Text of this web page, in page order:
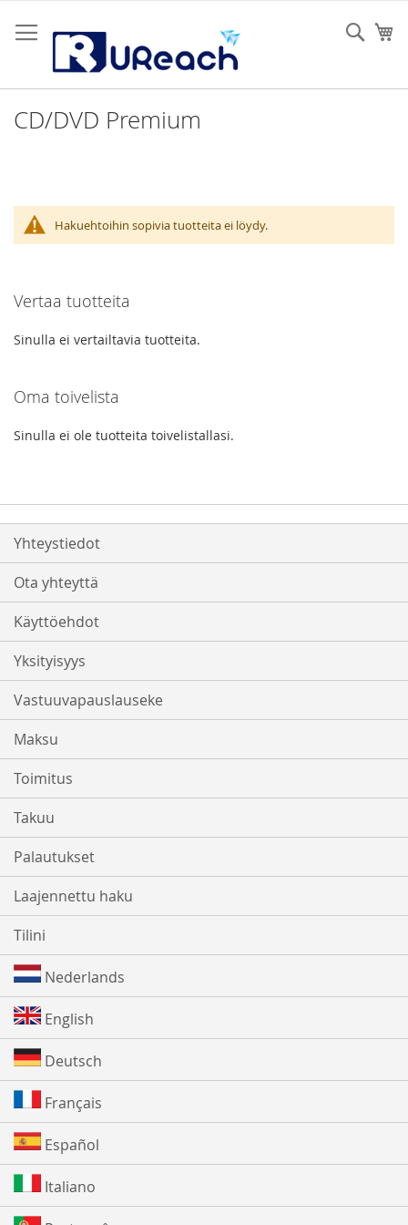
to
Content
CD/DVD Premium
Hakuehtoihin sopivia tuotteita ei löydy.
Vertaa tuotteita
Sinulla ei vertailtavia tuotteita.
Oma toivelista
Sinulla ei ole tuotteita toivelistallasi.
Yhteystiedot
Ota yhteyttä
Käyttöehdot
Yksityisyys
Vastuuvapauslauseke
Maksu
Toimitus
Takuu
Palautukset
Laajennettu haku
Tilini
Nederlands
English
Deutsch
Français
Español
Italiano